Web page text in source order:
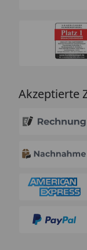
Akzeptierte